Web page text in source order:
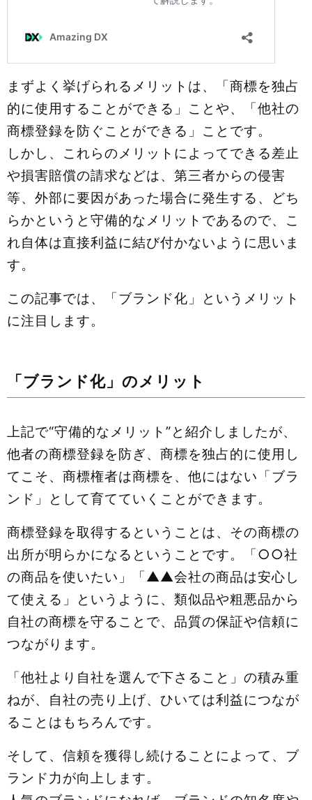
まずよく挙げられるメリットは、「商標を独占
的に使用することができる」ことや、「他社の
商標登録を防ぐことができる」ことです。
しかし、これらのメリットによってできる差止
や損害賠償の請求などは、第三者からの侵害
等、外部に要因があった場合に発生する、どち
らかというと守備的なメリットであるので、こ
れ自体は直接利益に結び付かないように思いま
す。
この記事では、「ブランド化」というメリット
に注目します。
「ブランド化」のメリット
上記で“守備的なメリット”と紹介しましたが、
他者の商標登録を防ぎ、商標を独占的に使用し
てこそ、商標権者は商標を、他にはない「ブラ
ンド」として育てていくことができます。
商標登録を取得するということは、その商標の
出所が明らかになるということです。「○○社
の商品を使いたい」「▲▲会社の商品は安心し
て使える」というように、類似品や粗悪品から
自社の商標を守ることで、品質の保証や信頼に
つながります。
「他社より自社を選んで下さること」の積み重
ねが、自社の売り上げ、ひいては利益につなが
ることはもちろんです。
そして、信頼を獲得し続けることによって、ブ
ランド力が向上します。